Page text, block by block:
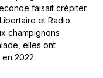
faisait crépiter
et Radio
champignons
elles ont
2022.